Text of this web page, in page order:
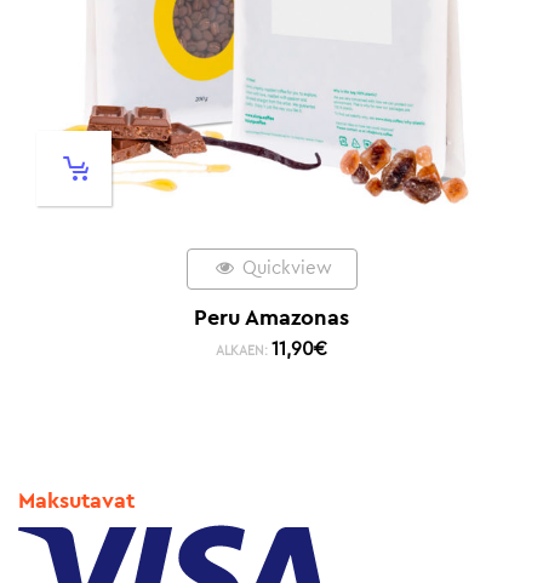
Quickview
Peru Amazonas
ALKAEN: 11,90€
Maksutavat